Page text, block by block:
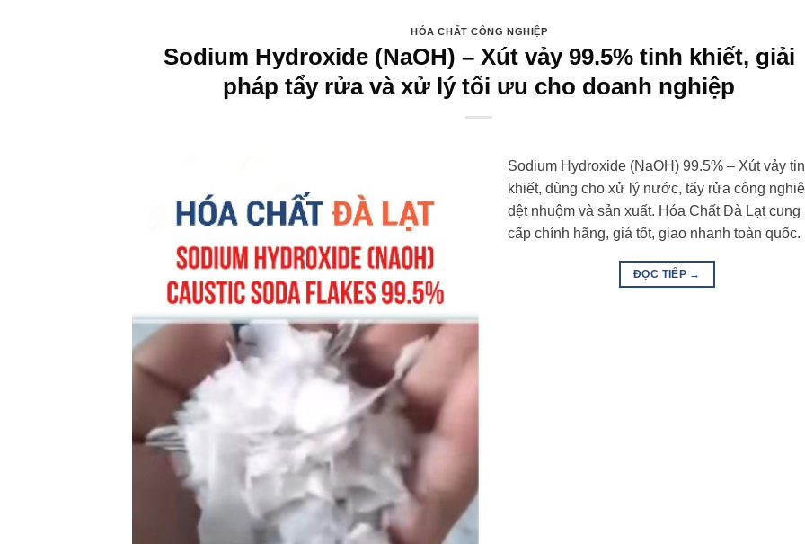
HÓA CHẤT CÔNG NGHIỆP
Sodium Hydroxide (NaOH) – Xút vảy 99.5% tinh khiết, giải
pháp tẩy rửa và xử lý tối ưu cho doanh nghiệp
Sodium Hydroxide (NaOH) 99.5% – Xút vảy
khiết, dùng cho xử lý nước, tẩy rửa công
dệt nhuộm và sản xuất. Hóa Chất Đà Lạt cung
cấp chính hãng, giá tốt, giao nhanh toàn quốc.
ĐỌC TIẾP →